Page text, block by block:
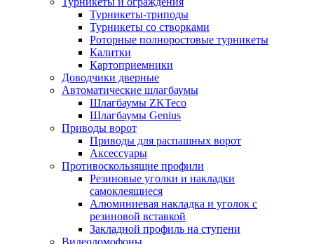
Турникеты-триподы
Турникеты со створками
Роторные полноростовые турникеты
Калитки
Картоприемники
Доводчики дверные
Автоматические шлагбаумы
Шлагбаумы ZKTeco
Шлагбаумы Genius
Приводы ворот
Приводы для распашных ворот
Аксессуары
Противоскользящие профили
Резиновые уголки и накладки
самоклеящиеся
Алюминиевая накладка и уголок с
резиновой вставкой
Закладной профиль на ступени
Видеодомофоны